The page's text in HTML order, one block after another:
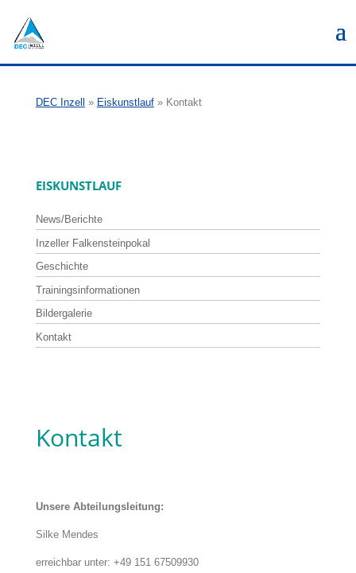
DEC Inzell » Eiskunstlauf» Kontakt
EISKUNSTLAUF
News/Berichte
Inzeller Falkensteinpokal
Geschichte
Trainingsinformationen
Bildergalerie
Kontakt
Kontakt
Unsere Abteilungsleitung:
Silke Mendes
erreichbar unter: +49 151 67509930